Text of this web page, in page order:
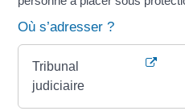
Où s’adresser ?
Tribunal
judiciaire